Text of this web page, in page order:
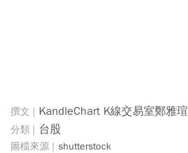
KandleChart K線交易室鄭雅瑄
台股
shutterstock